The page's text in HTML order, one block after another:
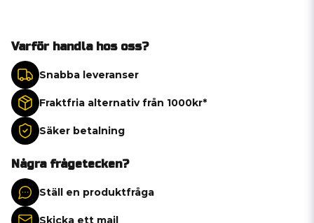
Varför handla hos oss?
Snabba leveranser
Fraktfria alternativ från 1000kr*
Säker betalning
Några frågetecken?
Ställ en produktfråga
Skicka ett mail